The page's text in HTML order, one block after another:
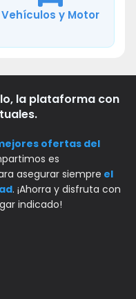
Vehículos y Motor
la plataforma con
ofertas del
es
asegurar siempre el
. ¡Ahorra y disfruta con
indicado!